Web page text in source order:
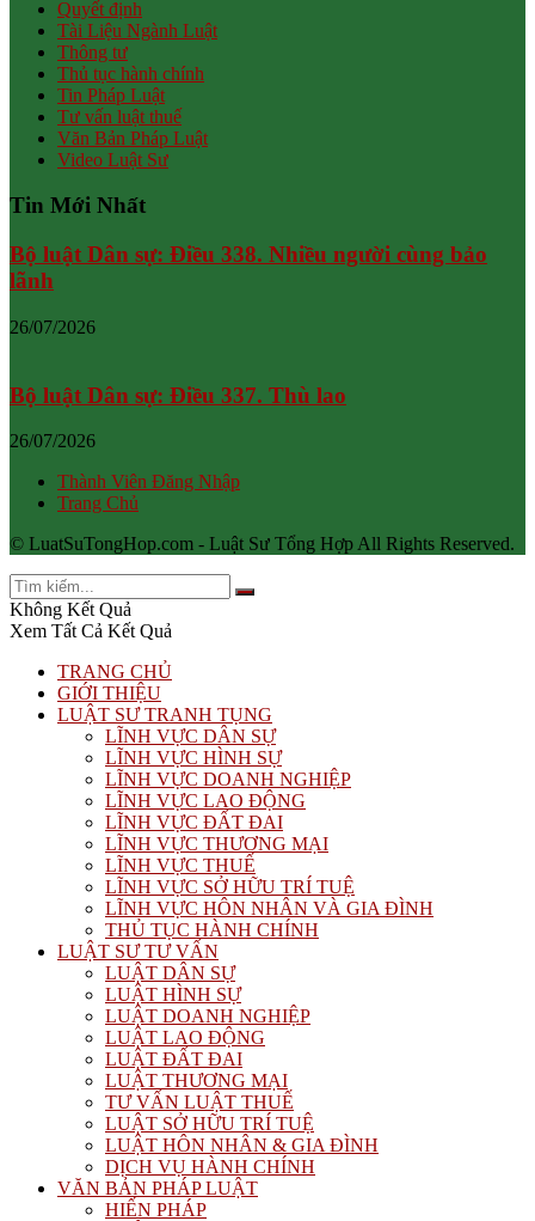
Quyết định
Tài Liệu Ngành Luật
Thông tư
Thủ tục hành chính
Tin Pháp Luật
Tư vấn luật thuế
Văn Bản Pháp Luật
Video Luật Sư
Tin Mới Nhất
Bộ luật Dân sự: Điều 338. Nhiều người cùng bảo
lãnh
26/07/2026
Bộ luật Dân sự: Điều 337. Thù lao
26/07/2026
Thành Viên Đăng Nhập
Trang Chủ
© LuatSuTongHop.com - Luật Sư Tổng Hợp All Rights Reserved.
Không Kết Quả
Xem Tất Cả Kết Quả
TRANG CHỦ
GIỚI THIỆU
LUẬT SƯ TRANH TỤNG
LĨNH VỰC DÂN SỰ
LĨNH VỰC HÌNH SỰ
LĨNH VỰC DOANH NGHIỆP
LĨNH VỰC LAO ĐỘNG
LĨNH VỰC ĐẤT ĐAI
LĨNH VỰC THƯƠNG MẠI
LĨNH VỰC THUẾ
LĨNH VỰC SỞ HỮU TRÍ TUỆ
LĨNH VỰC HÔN NHÂN VÀ GIA ĐÌNH
THỦ TỤC HÀNH CHÍNH
LUẬT SƯ TƯ VẤN
LUẬT DÂN SỰ
LUẬT HÌNH SỰ
LUẬT DOANH NGHIỆP
LUẬT LAO ĐỘNG
LUẬT ĐẤT ĐAI
LUẬT THƯƠNG MẠI
TƯ VẤN LUẬT THUẾ
LUẬT SỞ HỮU TRÍ TUỆ
LUẬT HÔN NHÂN & GIA ĐÌNH
DỊCH VỤ HÀNH CHÍNH
VĂN BẢN PHÁP LUẬT
HIẾN PHÁP